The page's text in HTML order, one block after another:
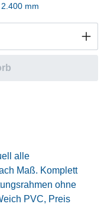
mm
alle
Maß. Komplett
ohne
PVC, Preis